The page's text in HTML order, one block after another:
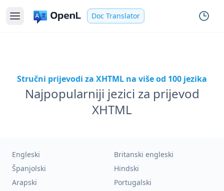
Doc Translator
Stručni prijevodi za XHTML na više od 100 jezika
Najpopularniji jezici za prijevod
XHTML
Engleski
Britanski engleski
Španjolski
Hindski
Arapski
Portugalski